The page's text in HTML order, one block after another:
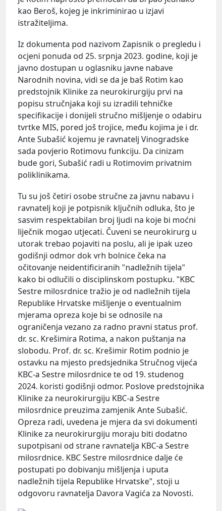
kao Beroš, kojeg je inkriminirao u izjavi
istražiteljima.
Iz dokumenta pod nazivom Zapisnik o pregledu i
ocjeni ponuda od 25. srpnja 2023. godine, koji je
javno dostupan u oglasniku javne nabave
Narodnih novina, vidi se da je baš Rotim kao
predstojnik Klinike za neurokirurgiju prvi na
popisu stručnjaka koji su izradili tehničke
specifikacije i donijeli stručno mišljenje o odabiru
tvrtke MIS, pored još trojice, među kojima je i dr.
Ante Subašić kojemu je ravnatelj Vinogradske
sada povjerio Rotimovu funkciju. Da cinizam
bude gori, Subašić radi u Rotimovim privatnim
poliklinikama.
Tu su još četiri osobe stručne za javnu nabavu i
ravnatelj koji je potpisnik ključnih odluka, što je
sasvim respektabilan broj ljudi na koje bi moćni
liječnik mogao utjecati. Čuveni se neurokirurg u
utorak trebao pojaviti na poslu, ali je ipak uzeo
godišnji odmor dok vrh bolnice čeka na
očitovanje neidentificiranih "nadležnih tijela"
kako bi odlučili o disciplinskom postupku. "KBC
Sestre milosrdnice tražio je od nadležnih tijela
Republike Hrvatske mišljenje o eventualnim
mjerama opreza koje bi se odnosile na
ograničenja vezano za radno pravni status prof.
dr. sc. Krešimira Rotima, a nakon puštanja na
slobodu. Prof. dr. sc. Krešimir Rotim podnio je
ostavku na mjesto predsjednika Stručnog vijeća
KBC-a Sestre milosrdnice te od 19. studenog
2024. koristi godišnji odmor. Poslove predstojnika
Klinike za neurokirurgiju KBC-a Sestre
milosrdnice preuzima zamjenik Ante Subašić.
Opreza radi, uvedena je mjera da svi dokumenti
Klinike za neurokirurgiju moraju biti dodatno
supotpisani od strane ravnatelja KBC-a Sestre
milosrdnice. KBC Sestre milosrdnice dalje će
postupati po dobivanju mišljenja i uputa
nadležnih tijela Republike Hrvatske", stoji u
odgovoru ravnatelja Davora Vagića za Novosti.